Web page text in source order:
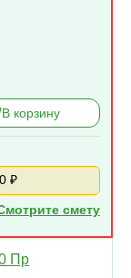
В корзину
₽
смету
Пр